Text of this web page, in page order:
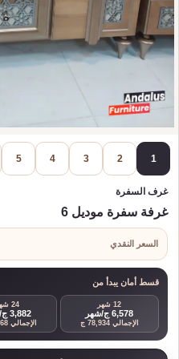
1
2
3
4
5
غرف السفرة
غرفة سفرة موديل 6
السعر النقدي
قسط أمان يبدأ من
12 شهر
6,578 ج/شهر
الإجمالي 78,934 ج
24 شهر
3,882 ج/شهر
الإجمالي 93,168 ج